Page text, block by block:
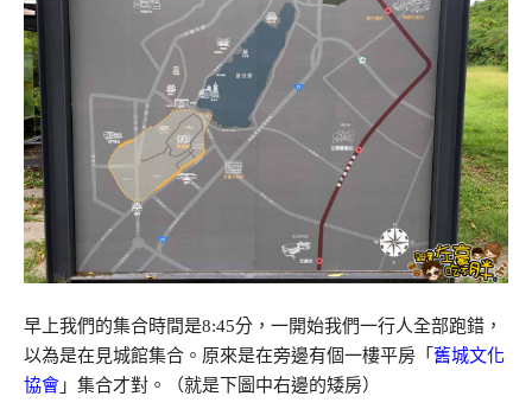
早上我們的集合時間是8:45分，一開始我們一行人全部跑錯，
以為是在見城館集合。原來是在旁邊有個一樓平房「 舊城文化
協會 」集合才對。（就是下圖中右邊的矮房）